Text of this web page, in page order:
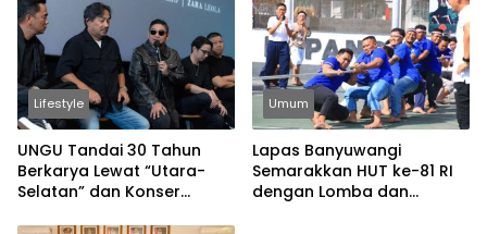
Lifestyle
UNGU Tandai 30 Tahun
Berkarya Lewat “Utara-
Selatan” dan Konser
Umum
Lapas Banyuwangi
Semarakkan HUT ke-81 RI
dengan Lomba dan